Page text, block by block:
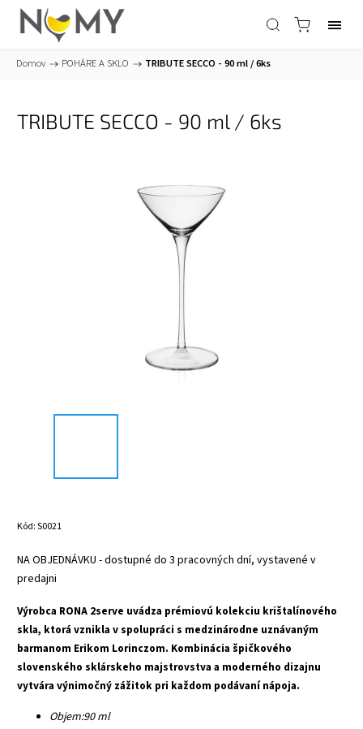
Domov / POHÁRE A SKLO / TRIBUTE SECCO - 90 ml / 6ks
TRIBUTE SECCO - 90 ml / 6ks
Kód:S0021
NA OBJEDNÁVKU - dostupné do 3 pracovných dní, vystavené v
predajni
Výrobca RONA 2serve uvádza prémiovú kolekciu krištalínového
skla, ktorá vznikla v spolupráci s medzinárodne uznávaným
barmanom Erikom Lorinczom. Kombinácia špičkového
slovenského sklárskeho majstrovstva a moderného dizajnu
vytvára výnimočný zážitok pri každom podávaní nápoja.
Objem:90 ml